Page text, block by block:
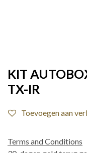
KIT
TX-IR
Toevoegen aan
Terms and Conditions